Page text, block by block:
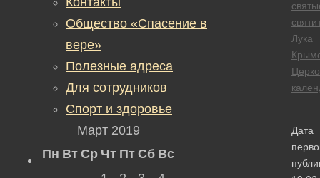
Лука
Дата
Общество «Спасение в
вере»
Полезные адреса
Для сотрудников
Спорт и здоровье
Март 2019
Пн Вт Ср Чт Пт Сб Вс